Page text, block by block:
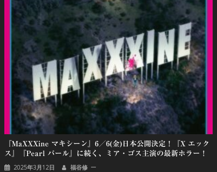
ゲ
ョ
『MaXXXine マキシーン』6／6(金)日本公開決定！『X エック
ス』『Pearl パール』に続く、ミア・ゴス主演の最新ホラー！
2025年3月12日 福谷修